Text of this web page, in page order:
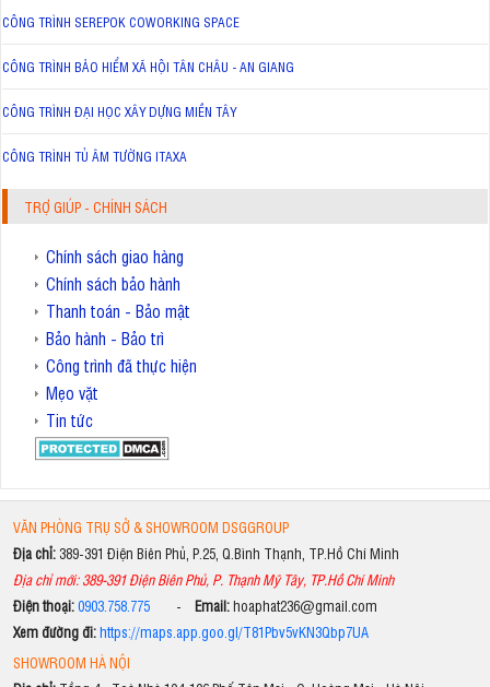
CÔNG TRÌNH SEREPOK COWORKING SPACE
CÔNG TRÌNH BẢO HIỂM XÃ HỘI TÂN CHÂU - AN GIANG
CÔNG TRÌNH ĐẠI HỌC XÂY DỰNG MIỀN TÂY
CÔNG TRÌNH TỦ ÂM TƯỜNG ITAXA
TRỢ GIÚP - CHÍNH SÁCH
Chính sách giao hàng
Chính sách bảo hành
Thanh toán - Bảo mật
Bảo hành - Bảo trì
Công trình đã thực hiện
Mẹo vặt
Tin tức
VĂN PHÒNG TRỤ SỞ & SHOWROOM DSGGROUP
Địa chỉ: 389-391 Điện Biên Phủ, P.25, Q.Bình Thạnh, TP.Hồ Chí Minh
Địa chỉ mới: 389-391 Điện Biên Phủ, P. Thạnh Mỹ Tây, TP.Hồ Chí Minh
Điện thoại:0903.758.775- Email:hoaphat236@gmail.com
Xem đường đi:https://maps.app.goo.gl/T81Pbv5vKN3Qbp7UA
SHOWROOM HÀ NỘI